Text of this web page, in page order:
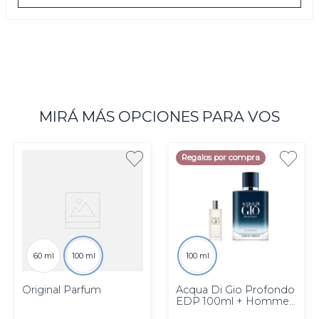
MIRÁ MÁS OPCIONES PARA VOS
60 ml 100 ml
Original Parfum
Regalos por compra
100 ml
Acqua Di Gio Profondo
EDP 100ml + Homme